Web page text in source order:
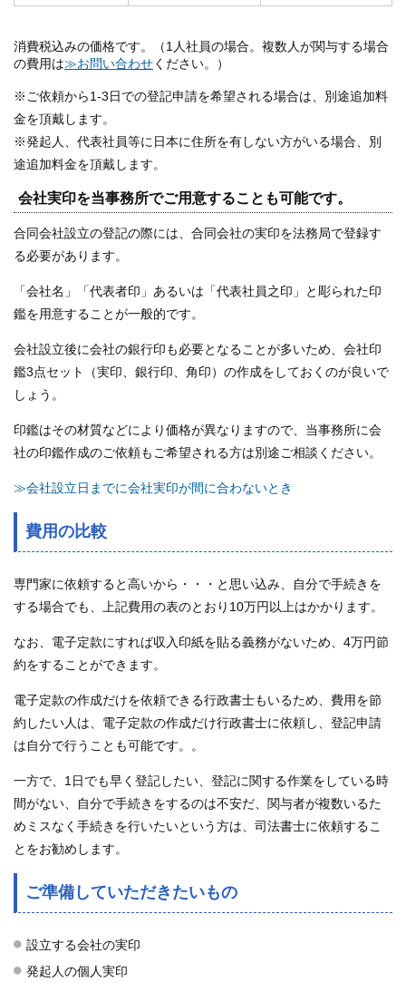
消費税込みの価格です。（1人社員の場合。複数人が関与する場合
の費用は≫お問い合わせください。）
※ご依頼から1-3日での登記申請を希望される場合は、別途追加料
金を頂戴します。
※発起人、代表社員等に日本に住所を有しない方がいる場合、別
途追加料金を頂戴します。
会社実印を当事務所でご用意することも可能です。
合同会社設立の登記の際には、合同会社の実印を法務局で登録す
る必要があります。
「会社名」「代表者印」あるいは「代表社員之印」と彫られた印
鑑を用意することが一般的です。
会社設立後に会社の銀行印も必要となることが多いため、会社印
鑑3点セット（実印、銀行印、角印）の作成をしておくのが良いで
しょう。
印鑑はその材質などにより価格が異なりますので、当事務所に会
社の印鑑作成のご依頼もご希望される方は別途ご相談ください。
≫会社設立日までに会社実印が間に合わないとき
費用の比較
専門家に依頼すると高いから・・・と思い込み、自分で手続きを
する場合でも、上記費用の表のとおり10万円以上はかかります。
なお、電子定款にすれば収入印紙を貼る義務がないため、4万円節
約をすることができます。
電子定款の作成だけを依頼できる行政書士もいるため、費用を節
約したい人は、電子定款の作成だけ行政書士に依頼し、登記申請
は自分で行うことも可能です。。
一方で、1日でも早く登記したい、登記に関する作業をしている時
間がない、自分で手続きをするのは不安だ、関与者が複数いるた
めミスなく手続きを行いたいという方は、司法書士に依頼するこ
とをお勧めします。
ご準備していただきたいもの
設立する会社の実印
発起人の個人実印